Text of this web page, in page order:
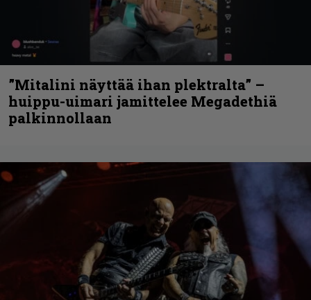
”Mitalini näyttää ihan plektralta” –
huippu-uimari jamittelee Megadethiä
palkinnollaan